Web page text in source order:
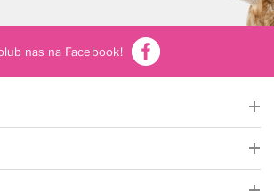
nas na Facebook!